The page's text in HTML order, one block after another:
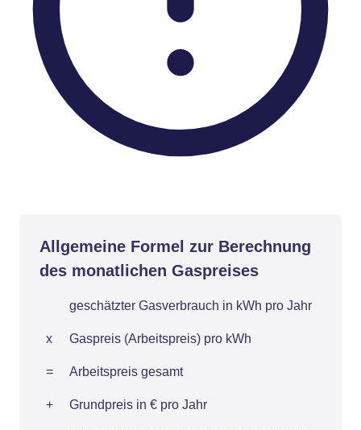
Allgemeine Formel zur Berechnung
des monatlichen Gaspreises
geschätzter Gasverbrauch in kWh pro Jahr
x Gaspreis (Arbeitspreis) pro kWh
= Arbeitspreis gesamt
+ Grundpreis in € pro Jahr